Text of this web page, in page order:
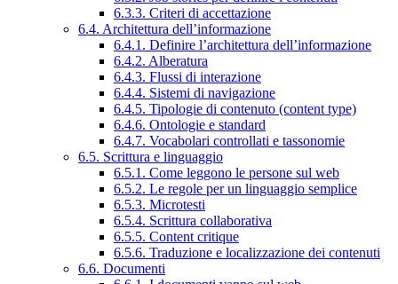
6.3.3. Criteri di accettazione
6.4. Architettura dell’informazione
6.4.1. Definire l’architettura dell’informazione
6.4.2. Alberatura
6.4.3. Flussi di interazione
6.4.4. Sistemi di navigazione
6.4.5. Tipologie di contenuto (content type)
6.4.6. Ontologie e standard
6.4.7. Vocabolari controllati e tassonomie
6.5. Scrittura e linguaggio
6.5.1. Come leggono le persone sul web
6.5.2. Le regole per un linguaggio semplice
6.5.3. Microtesti
6.5.4. Scrittura collaborativa
6.5.5. Content critique
6.5.6. Traduzione e localizzazione dei contenuti
6.6. Documenti